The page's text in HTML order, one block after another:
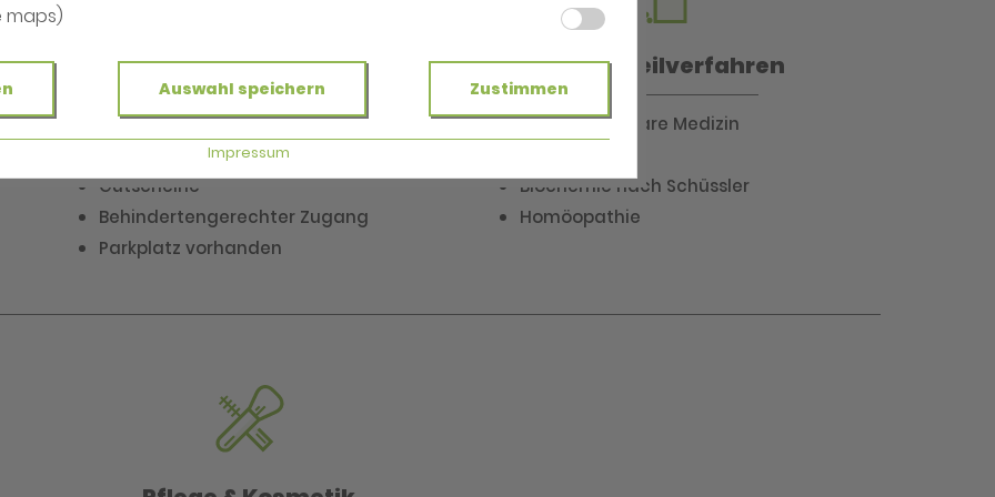
maps)
Auswahl speichern Zustimmen
Impressum
Service & Dienste
Lieferservice
Kundenkarte (Vorteilskarte)
Gutscheine
Behindertengerechter Zugang
Parkplatz vorhanden
Naturheilverfahren
Orthomolekulare Medizin
Biochemie nach Schüssler
Homöopathie